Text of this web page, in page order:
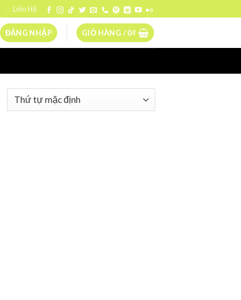
Liên Hệ
ĐĂNG NHẬP GIỎ HÀNG /0₫